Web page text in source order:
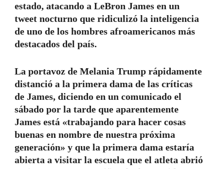
estado, atacando a LeBron James en un
tweet nocturno que ridiculizó la inteligencia
de uno de los hombres afroamericanos más
destacados del país.
La portavoz de Melania Trump rápidamente
distanció a la primera dama de las críticas
de James, diciendo en un comunicado el
sábado por la tarde que aparentemente
James está «trabajando para hacer cosas
buenas en nombre de nuestra próxima
generación» y que la primera dama estaría
abierta a visitar la escuela que el atleta abrió